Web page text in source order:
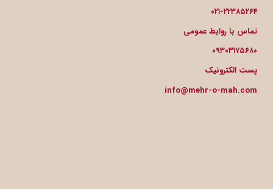
۰۲۱-۲۲۳۸۵۲۶۴
تماس با روابط عمومی
۰۹۳۰۳۱۷۵۶۸۰
پست الکترونیک
info@mehr-o-mah.com